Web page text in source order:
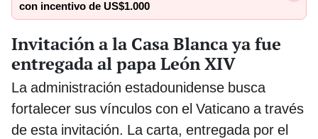
con incentivo de US$1.000
Invitación a la Casa Blanca ya fue
entregada al papa León XIV
La administración estadounidense busca
fortalecer sus vínculos con el Vaticano a través
de esta invitación. La carta, entregada por el